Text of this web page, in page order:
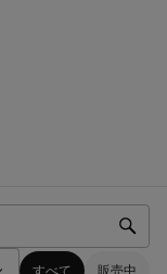
すべて 販売中